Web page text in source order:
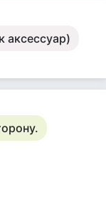
аксессуар)